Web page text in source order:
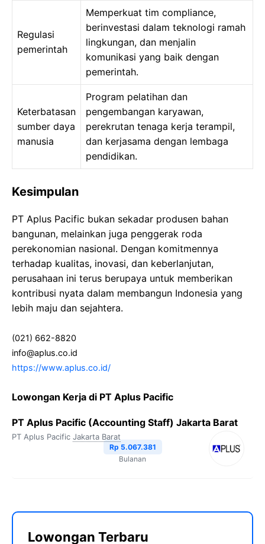
Regulasi
pemerintah
Memperkuat tim compliance,
berinvestasi dalam teknologi ramah
lingkungan, dan menjalin
komunikasi yang baik dengan
pemerintah.
Keterbatasan
sumber daya
manusia
Program pelatihan dan
pengembangan karyawan,
perekrutan tenaga kerja terampil,
dan kerjasama dengan lembaga
pendidikan.
Kesimpulan
PT Aplus Pacific bukan sekadar produsen bahan
bangunan, melainkan juga penggerak roda
perekonomian nasional. Dengan komitmennya
terhadap kualitas, inovasi, dan keberlanjutan,
perusahaan ini terus berupaya untuk memberikan
kontribusi nyata dalam membangun Indonesia yang
lebih maju dan sejahtera.
(021) 662-8820
info@aplus.co.id
https://www.aplus.co.id/
Lowongan Kerja di PT Aplus Pacific
PT Aplus Pacific (Accounting Staff) Jakarta Barat
PT Aplus Pacific Jakarta Barat
Rp 5.067.381
Bulanan
Lowongan Terbaru